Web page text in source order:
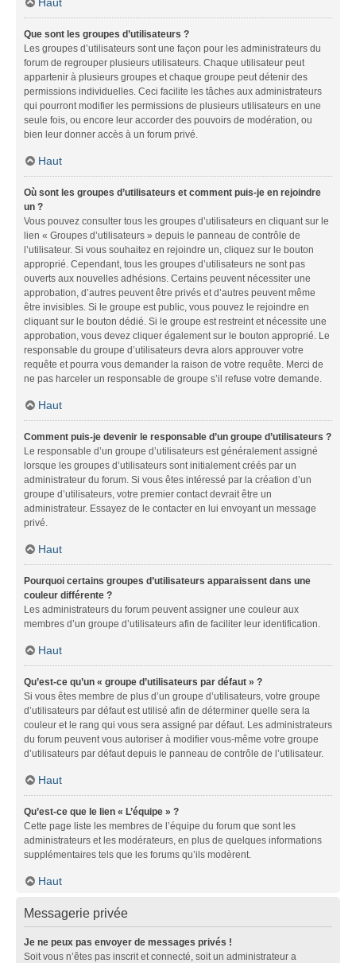
Que sont les groupes d’utilisateurs ?
Les groupes d’utilisateurs sont une façon pour les administrateurs du
forum de regrouper plusieurs utilisateurs. Chaque utilisateur peut
appartenir à plusieurs groupes et chaque groupe peut détenir des
permissions individuelles. Ceci facilite les tâches aux administrateurs
qui pourront modifier les permissions de plusieurs utilisateurs en une
seule fois, ou encore leur accorder des pouvoirs de modération, ou
bien leur donner accès à un forum privé.
Haut
Où sont les groupes d’utilisateurs et comment puis-je en rejoindre
un ?
Vous pouvez consulter tous les groupes d’utilisateurs en cliquant sur le
lien « Groupes d’utilisateurs » depuis le panneau de contrôle de
l’utilisateur. Si vous souhaitez en rejoindre un, cliquez sur le bouton
approprié. Cependant, tous les groupes d’utilisateurs ne sont pas
ouverts aux nouvelles adhésions. Certains peuvent nécessiter une
approbation, d’autres peuvent être privés et d’autres peuvent même
être invisibles. Si le groupe est public, vous pouvez le rejoindre en
cliquant sur le bouton dédié. Si le groupe est restreint et nécessite une
approbation, vous devez cliquer également sur le bouton approprié. Le
responsable du groupe d’utilisateurs devra alors approuver votre
requête et pourra vous demander la raison de votre requête. Merci de
ne pas harceler un responsable de groupe s’il refuse votre demande.
Haut
Comment puis-je devenir le responsable d’un groupe d’utilisateurs ?
Le responsable d’un groupe d’utilisateurs est généralement assigné
lorsque les groupes d’utilisateurs sont initialement créés par un
administrateur du forum. Si vous êtes intéressé par la création d’un
groupe d’utilisateurs, votre premier contact devrait être un
administrateur. Essayez de le contacter en lui envoyant un message
privé.
Haut
Pourquoi certains groupes d’utilisateurs apparaissent dans une
couleur différente ?
Les administrateurs du forum peuvent assigner une couleur aux
membres d’un groupe d’utilisateurs afin de faciliter leur identification.
Haut
Qu’est-ce qu’un « groupe d’utilisateurs par défaut » ?
Si vous êtes membre de plus d’un groupe d’utilisateurs, votre groupe
d’utilisateurs par défaut est utilisé afin de déterminer quelle sera la
couleur et le rang qui vous sera assigné par défaut. Les administrateurs
du forum peuvent vous autoriser à modifier vous-même votre groupe
d’utilisateurs par défaut depuis le panneau de contrôle de l’utilisateur.
Haut
Qu’est-ce que le lien « L’équipe » ?
Cette page liste les membres de l’équipe du forum que sont les
administrateurs et les modérateurs, en plus de quelques informations
supplémentaires tels que les forums qu’ils modèrent.
Haut
Messagerie privée
Je ne peux pas envoyer de messages privés !
Soit vous n’êtes pas inscrit et connecté, soit un administrateur a